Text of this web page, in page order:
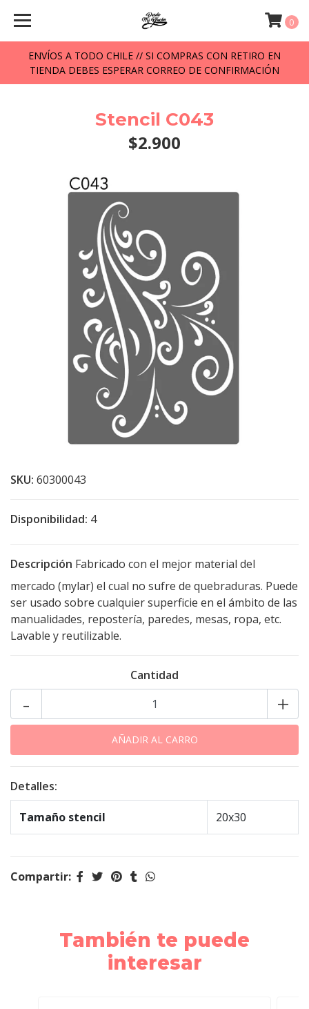
ENVÍOS A TODO CHILE // SI COMPRAS CON RETIRO EN
TIENDA DEBES ESPERAR CORREO DE CONFIRMACIÓN
0
Stencil C043
$2.900
SKU: 60300043
Disponibilidad: 4
Descripción Fabricado con el mejor material del
mercado (mylar) el cual no sufre de quebraduras. Puede
ser usado sobre cualquier superficie en el ámbito de las
manualidades, repostería, paredes, mesas, ropa, etc.
Lavable y reutilizable.
Cantidad
+
-
Detalles:
Tamaño stencil 20x30
Compartir:
También te puede
interesar